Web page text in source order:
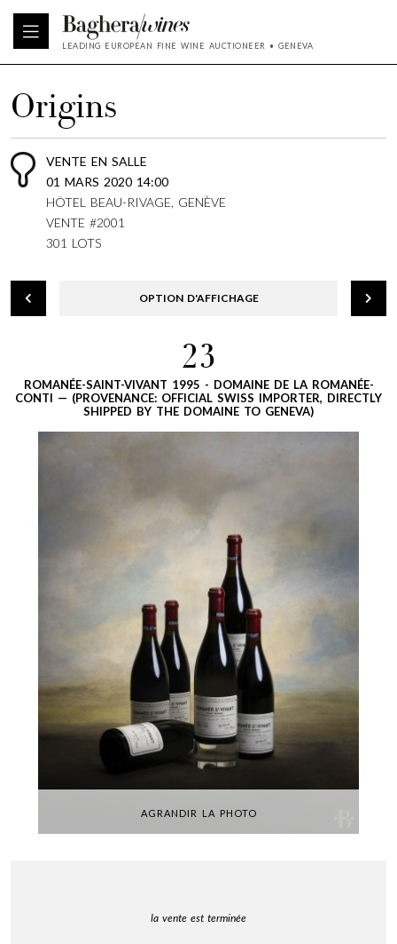
LEADING EUROPEAN FINE WINE AUCTIONEER • GENEVA
Origins
VENTE EN SALLE
01 MARS 2020 14:00
HÔTEL BEAU-RIVAGE, GENÈVE
VENTE #2001
301 LOTS
OPTION D'AFFICHAGE
23
ROMANÉE-SAINT-VIVANT 1995 - DOMAINE DE LA ROMANÉE-
CONTI — (PROVENANCE: OFFICIAL SWISS IMPORTER, DIRECTLY
SHIPPED BY THE DOMAINE TO GENEVA)
AGRANDIR LA PHOTO
la vente est terminée